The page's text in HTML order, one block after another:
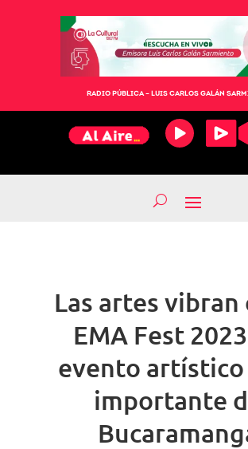
RADIO PÚBLICA – LUIS CARLOS GALÁN
Las artes vibran
EMA Fest
evento artístico
importante